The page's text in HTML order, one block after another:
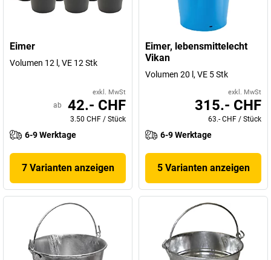
Eimer
Volumen 12 l, VE 12 Stk
exkl. MwSt
ab 42.- CHF
3.50 CHF / Stück
6-9 Werktage
7 Varianten anzeigen
Eimer, lebensmittelecht
Vikan
Volumen 20 l, VE 5 Stk
exkl. MwSt
315.- CHF
63.- CHF / Stück
6-9 Werktage
5 Varianten anzeigen